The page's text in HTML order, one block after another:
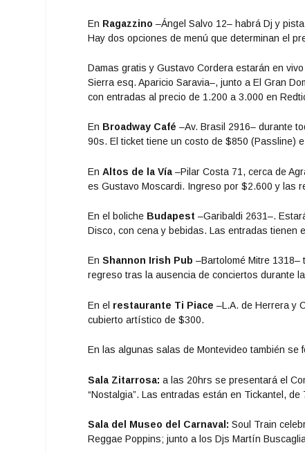
En Ragazzino –Ángel Salvo 12– habrá Dj y
Haydos opciones de menú que determinan el
Damas gratis y Gustavo Cordera estarán en vivo
Sierra esq. Aparicio Saravia–, junto a El Gran
con entradas al precio de 1.200 a 3.000 en
En Broadway Café –Av. Brasil 2916– durante
90s. El ticket tiene un costo de $850 (Passline)
EnAltos de la Vía –Pilar Costa 71, cerca de
es Gustavo Moscardi. Ingreso por $2.600 y las
En el boliche Budapest –Garibaldi 2631–.
Disco, con cena y bebidas. Las entradas tienen
EnShannon Irish Pub –Bartolomé Mitre
regreso tras la ausencia de conciertos durante
En el restaurante Ti Piace –L.A. de Herrera y
cubierto artístico de $300.
En las algunas salas de Montevideo también se
Sala Zitarrosa: a las 20hrs se presentará el
“Nostalgia”. Las entradas están en Tickantel,
Sala del Museo del Carnaval: Soul Train
Reggae Poppins; junto a los Djs Martín